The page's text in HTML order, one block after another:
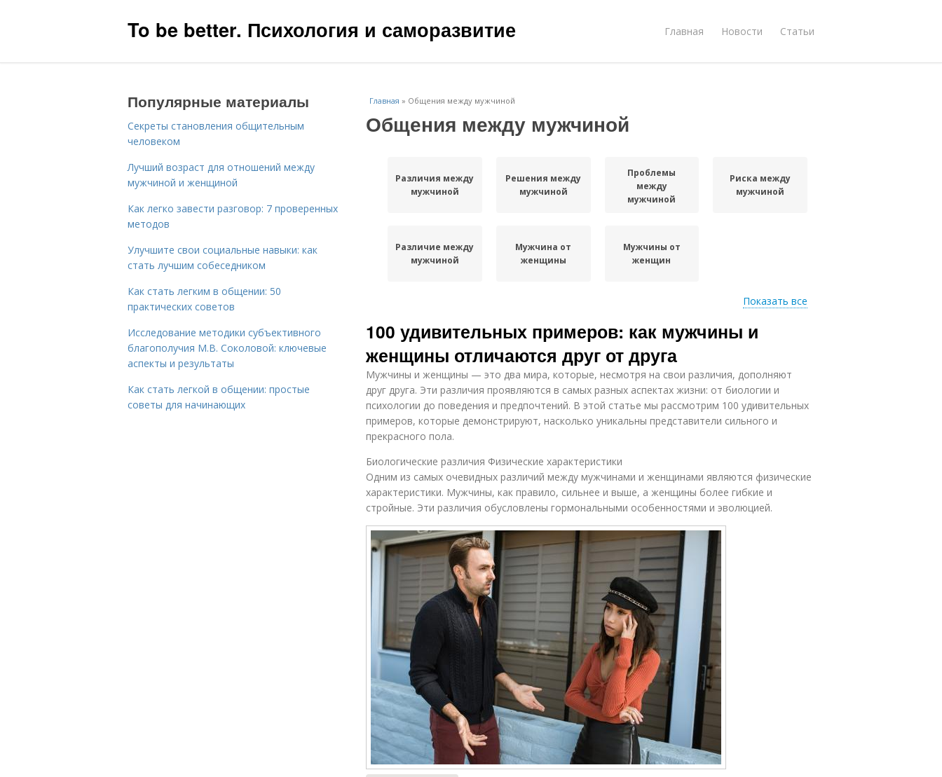
To be better. Психология и саморазвитие Главная Новости Статьи
Главная » Общения между мужчиной
Общения между мужчиной
Различия между
мужчиной
Решения между
мужчиной
Проблемы
между
мужчиной
Риска между
мужчиной
Различие между
мужчиной
Мужчина от
женщины
Мужчины от
женщин
Показать все
100 удивительных примеров: как мужчины и
женщины отличаются друг от друга
Мужчины и женщины — это два мира, которые, несмотря на свои различия, дополняют
друг друга. Эти различия проявляются в самых разных аспектах жизни: от биологии и
психологии до поведения и предпочтений. В этой статье мы рассмотрим 100 удивительных
примеров, которые демонстрируют, насколько уникальны представители сильного и
прекрасного пола.
Биологические различия Физические характеристики
Одним из самых очевидных различий между мужчинами и женщинами являются физические
характеристики. Мужчины, как правило, сильнее и выше, а женщины более гибкие и
стройные. Эти различия обусловлены гормональными особенностями и эволюцией.
Популярные материалы
Секреты становления общительным
человеком
Лучший возраст для отношений между
мужчиной и женщиной
Как легко завести разговор: 7 проверенных
методов
Улучшите свои социальные навыки: как
стать лучшим собеседником
Как стать легким в общении: 50
практических советов
Исследование методики субъективного
благополучия М.В. Соколовой: ключевые
аспекты и результаты
Как стать легкой в общении: простые
советы для начинающих